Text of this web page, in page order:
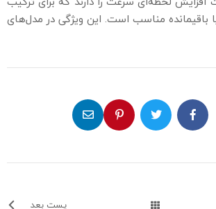
باقیمانده مناسب است. این ویژگی در مدل‌های
پست بعد